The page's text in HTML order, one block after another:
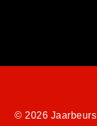
© 2026 Jaarbeurs